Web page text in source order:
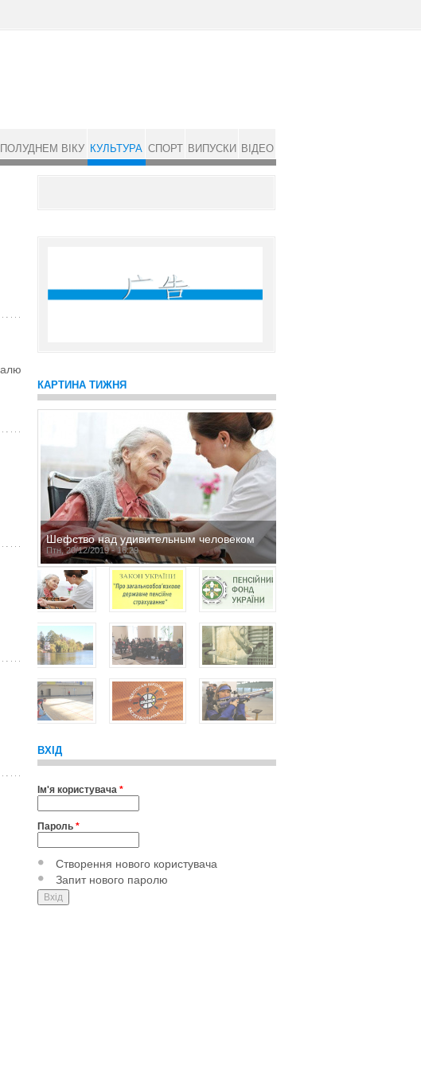
КАРТИНА ТИЖНЯ
Шефство над удивительным человеком
Птн, 20/12/2019 - 16:29
ВХІД
Ім'я користувача *
Пароль *
Створення нового користувача
Запит нового паролю
ВІКУ КУЛЬТУРА СПОРТ ВИПУСКИ ВІДЕО